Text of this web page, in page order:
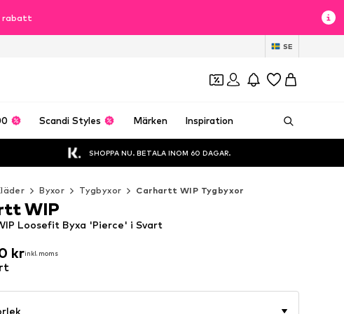
rabatt
SE
Scandi Styles Märken Inspiration
SHOPPA NU. BETALA INOM 60 DAGAR.
Byxor Tygbyxor Carhartt WIP Tygbyxor
krinkl. moms
kr
Loosefit Byxa 'Pierce' i Svart
WIP